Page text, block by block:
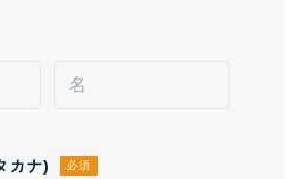
興産株式会社
カナ) 必須